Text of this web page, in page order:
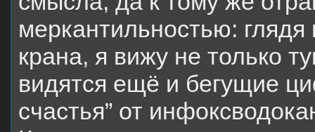
меркантильностью:
крана, я вижу не только
видятся ещё и бегущие
счастья” от